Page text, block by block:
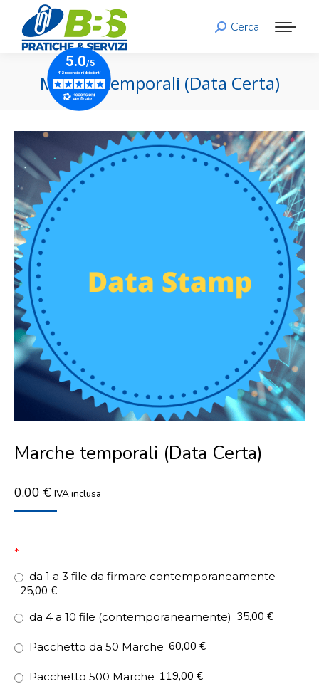
Search:
Cerca
Marche temporali (Data Certa)
Marche temporali (Data Certa)
0,00 € IVA inclusa
*
da 1 a 3 file da firmare contemporaneamente
25,00 €
da 4 a 10 file (contemporaneamente) 35,00 €
Pacchetto da 50 Marche 60,00 €
Pacchetto 500 Marche 119,00 €